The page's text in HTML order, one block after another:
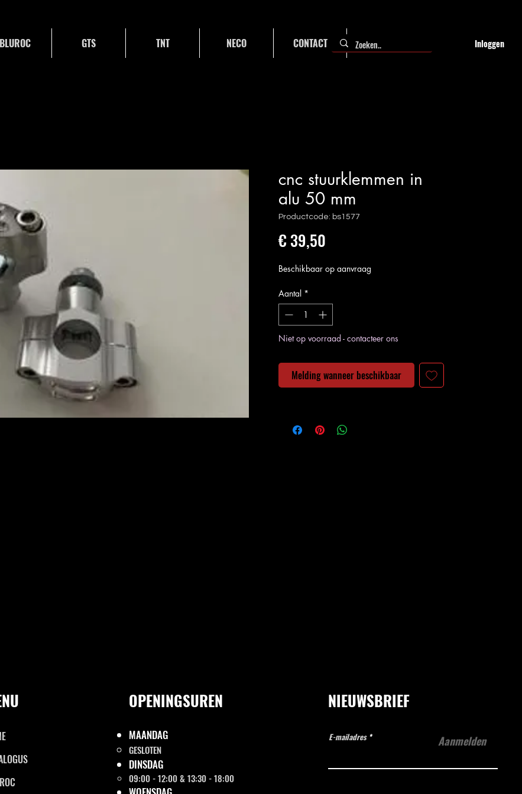
BLUROC GTS TNT NECO CONTACT FAQ Inloggen
cnc stuurklemmen in
alu 50 mm
Productcode: bs1577
€ 39,50
Beschikbaar op aanvraag
Aantal *
Niet op voorraad - contacteer ons
Melding wanneer beschikbaar
OPENINGSUREN NIEUWSBRIEF
E-mailadres Aanmelden
MAANDAG
GESLOTEN
DINSDAG
09:00 - 12:00 & 13:30 - 18:00